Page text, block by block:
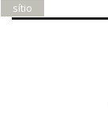
sítio